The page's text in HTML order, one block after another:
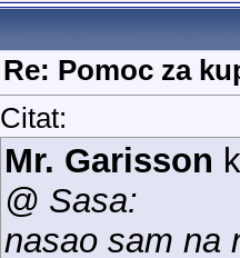
Re: Pomoc za
Citat:
Mr. Garisson
@ Sasa:
nasao sam na